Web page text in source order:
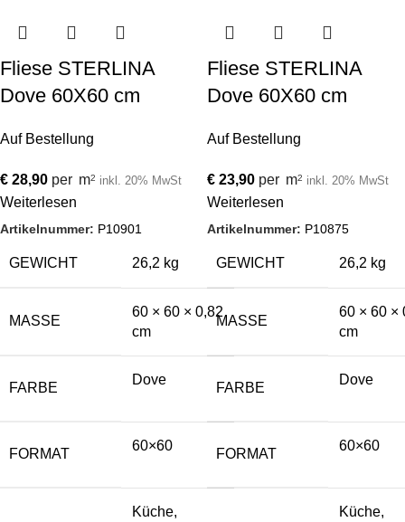
Fliese STERLINA
Dove 60X60 cm
Auf Bestellung
€ 28,90 per m2 inkl. 20% MwSt
Weiterlesen
Artikelnummer: P10901
GEWICHT 26,2 kg
MASSE
60 × 60 × 0,82
cm
FARBE
Dove
FORMAT
60×60
Küche,
Fliese STERLINA
Dove 60X60 cm
Auf Bestellung
€ 23,90 per m2 inkl. 20% MwSt
Weiterlesen
Artikelnummer: P10875
GEWICHT 26,2 kg
MASSE
60 × 60 ×
cm
FARBE
Dove
FORMAT
60×60
Küche,